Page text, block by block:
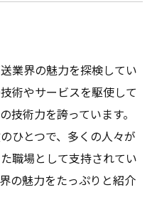
業界の魅力を探検してい
術やサービスを駆使して
技術力を誇っています。
ひとつで、多くの人々が
職場として支持されてい
の魅力をたっぷりと紹介